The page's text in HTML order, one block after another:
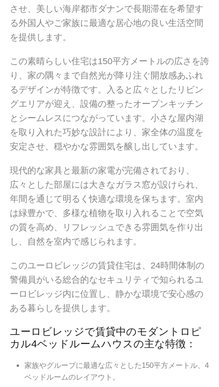
させ、美しい海岸都市ダナンで長期滞在を希望す
る外国人やご家族に最適な居心地の良い生活空間
を提供します。
この素晴らしい住宅は150平方メートルの広さを誇
り、家の隅々まで自然光が降り注ぐ開放感あふれ
るデザインが特徴です。入ると広々としたリビン
グエリアが迎え、設備の整ったオープンキッチン
とシームレスにつながっています。小さな屋内湖
を取り入れた巧妙な設計により、家全体の温度を
安定させ、穏やかな雰囲気を醸し出しています。
現代的な家具と最新の家電が完備されており、
広々とした部屋には大きなガラス窓が設けられ、
年間を通じて明るく快適な環境を保ちます。室内
は緑豊かで、多様な植物を取り入れることで空気
の質を高め、リフレッシュできる雰囲気を作り出
し、自然を室内で感じられます。
このユーロビレッジの賃貸住宅は、24時間体制の
警備員がいる総合的なセキュリティで知られるユ
ーロビレッジ内に位置し、静かな環境で安心感の
ある暮らしを提供します。
ユーロビレッジで賃貸中のモダントロピ
カル4ベッドルームハウスの主な特徴：
家族やグループに最適な広々とした150平方メートル、4
ベッドルームのレイアウト。